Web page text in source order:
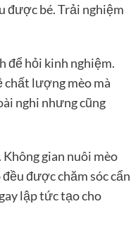
được bé. Trải nghiệm
để hỏi kinh nghiệm.
chất lượng mèo mà
nghi nhưng cũng
gian nuôi mèo
được chăm sóc cẩn
lập tức tạo cho